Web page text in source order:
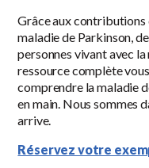
Grâce aux contributions
maladie de Parkinson,
personnes vivant avec
ressource complète
comprendre la maladie
en main. Nous sommes
arrive.
Réservez votre